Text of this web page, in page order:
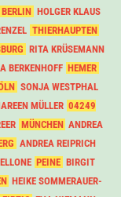
BERLIN HOLGER KLAUS
THIERHAUPTEN
RITA KRÜSEMANN
BERKENHOFF HEMER
SONJA WESTPHAL
MÜLLER 04249
MÜNCHEN ANDREA
ANDREA REIPRICH
PEINE BIRGIT
HEIKE SOMMERAUER-